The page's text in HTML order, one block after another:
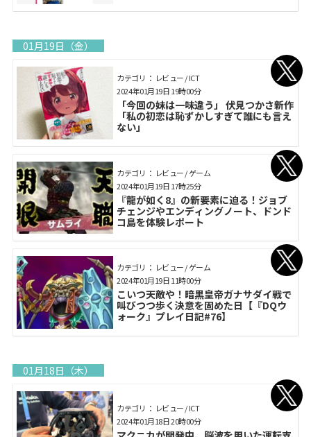
01月19日（金）
カテゴリ： レビュー / ICT
「今回の妹は一味違う」 伏見つかさ新作
「私の初恋は恥ずかしすぎて誰にも言え
ない」
2024年01月19日 19時00分
カテゴリ： レビュー / ゲーム
『龍が如く8』の新要素に迫る！ジョブ
チェンジやエンディングノート、ドンド
コ島を体験レポート
2024年01月19日 17時25分
カテゴリ： レビュー / ゲーム
こいつ天敵や！暗黒皇帝ガナサダイ戦で
叫びつつ歩く決意を固めた日【『DQウ
ォーク』プレイ日記#76】
2024年01月19日 11時00分
01月18日（木）
カテゴリ： レビュー / ICT
2024年01月18日 20時00分